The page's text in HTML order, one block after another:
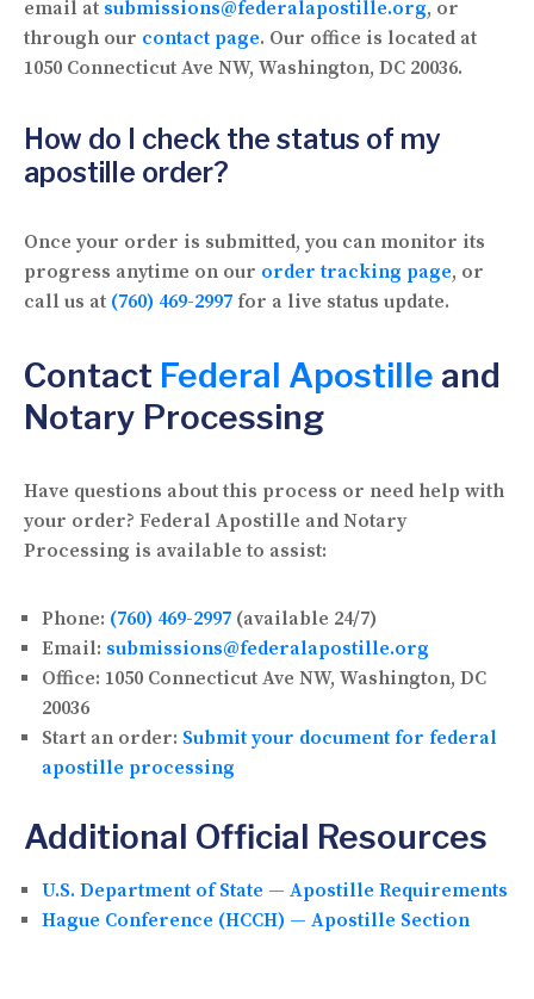
email at submissions@federalapostille.org, or
through our contact page. Our office is located at
1050 Connecticut Ave NW, Washington, DC 20036.
How do I check the status of my
apostille order?
Once your order is submitted, you can monitor its
progress anytime on our order tracking page, or
call us at (760) 469-2997 for a live status update.
Contact Federal Apostille and
Notary Processing
Have questions about this process or need help with
your order? Federal Apostille and Notary
Processing is available to assist:
Phone: (760) 469-2997 (available 24/7)
Email: submissions@federalapostille.org
Office: 1050 Connecticut Ave NW, Washington, DC
20036
Start an order: Submit your document for federal
apostille processing
Additional Official Resources
U.S. Department of State — Apostille Requirements
Hague Conference (HCCH) — Apostille Section